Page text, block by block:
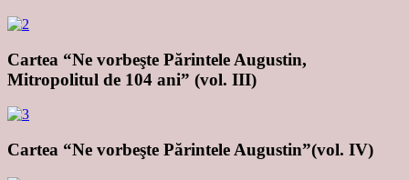
Cartea “Ne vorbeşte Părintele Augustin,
Mitropolitul de 104 ani” (vol. III)
Cartea “Ne vorbeşte Părintele Augustin”(vol. IV)